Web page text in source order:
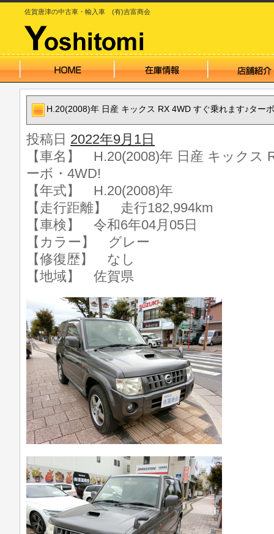
佐賀唐津の中古車・輸入車 (有)吉富商会
H.20(2008)年 日産 キックス RX 4WD すぐ乗れます♪ター
投稿日 2022年9月1日
【車名】 H.20(2008)年 日産 キックス
ーボ・4WD!
【年式】 H.20(2008)年
【走行距離】 走行182,994km
【車検】 令和6年04月05日
【カラー】 グレー
【修復歴】 なし
【地域】 佐賀県